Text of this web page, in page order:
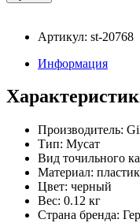
Артикул: st-20768
Информация
Производитель:
Тип: Мусат
Вид точильного
Материал:
Цвет: черный
Вес: 0.12 кг
Страна бренда: